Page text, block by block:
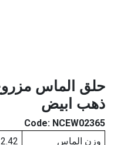
حلق الماس
ذهب ابيض
Code: NCEW02365
وزن الماس
2.42